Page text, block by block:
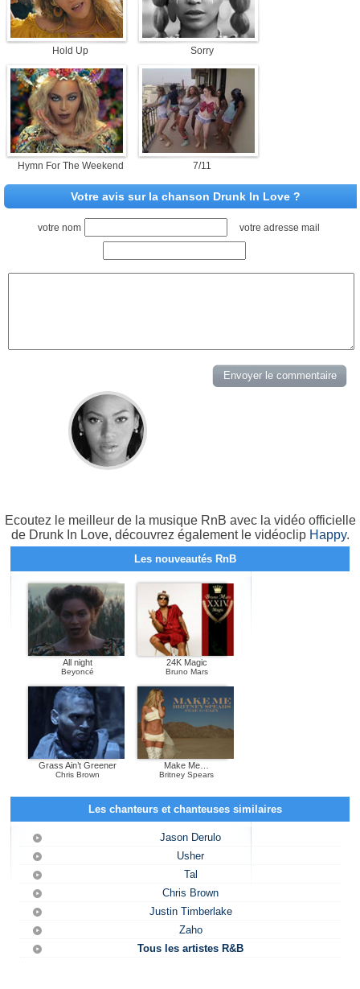
Hold Up Sorry
Hymn For The Weekend 7/11
Votre avis sur la chanson Drunk In Love ?
votre nom votre adresse mail
Ecoutez le meilleur de la musique RnB avec la vidéo officielle
de Drunk In Love, découvrez également le vidéoclip Happy.
Les nouveautés RnB
All night
Beyoncé
24K Magic
Bruno Mars
Grass Ain’t Greener
Chris Brown
Make Me…
Britney Spears
Les chanteurs et chanteuses similaires
Jason Derulo
Usher
Tal
Chris Brown
Justin Timberlake
Zaho
Tous les artistes R&B